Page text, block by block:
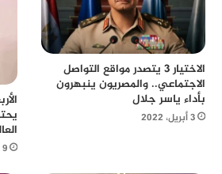
الاختيار 3 يتصدر مواقع التواصل
الاجتماعي.. والمصريون ينبهرون
بأداء ياسر جلال
3 أبريل، 2022
9 أبريل، 2022